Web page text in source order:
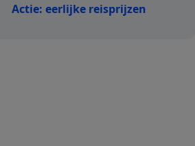
Actie: eerlijke reisprijzen